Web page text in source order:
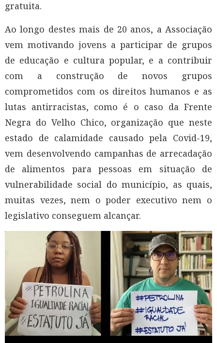
gratuita.
Ao longo destes mais de 20 anos, a Associação
vem motivando jovens a participar de grupos
de educação e cultura popular, e a contribuir
com a construção de novos grupos
comprometidos com os direitos humanos e as
lutas antirracistas, como é o caso da Frente
Negra do Velho Chico, organização que neste
estado de calamidade causado pela Covid-19,
vem desenvolvendo campanhas de arrecadação
de alimentos para pessoas em situação de
vulnerabilidade social do município, as quais,
muitas vezes, nem o poder executivo nem o
legislativo conseguem alcançar.